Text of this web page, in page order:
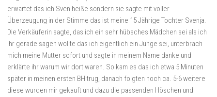
erwartet das ich Sven heiße sondern sie sagte mit voller
Überzeugung in der Stimme das ist meine 15 Jährige Tochter Svenja.
Die Verkäuferin sagte, das ich ein sehr hübsches Mädchen sei als ich
ihr gerade sagen wollte das ich eigentlich ein Junge sei, unterbrach
mich meine Mutter sofort und sagte in meinem Name danke und
erklärte ihr warum wir dort waren. So kam es das ich etwa 5 Minuten
später in meinen ersten BH trug, danach folgten noch ca. 5-6 weitere
diese wurden mir gekauft und dazu die passenden Höschen und